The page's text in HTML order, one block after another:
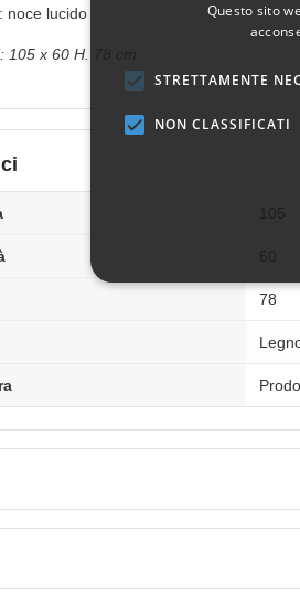
noce lucido
105 x 60 H. 78 cm
78
Questo sito
STRETTAMENTE
NON CLASSIFICATI